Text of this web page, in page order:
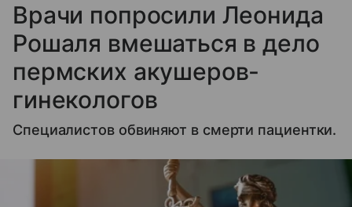
Врачи попросили Леонида
Рошаля вмешаться в дело
пермских акушеров-
гинекологов
Специалистов обвиняют в смерти пациентки.